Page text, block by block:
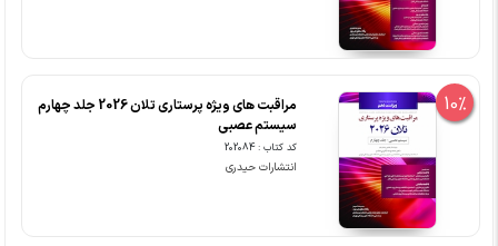
10%
مراقبت های ویژه پرستاری تلان 2026 جلد چهارم
سیستم عصبی
کد کتاب : 202084
انتشارات حیدری